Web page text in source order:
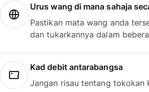
Urus wang di mana sahaja
Pastikan mata wang anda
dan tukarkannya dalam
Kad debit antarabangsa
Jangan risau tentang tokokan